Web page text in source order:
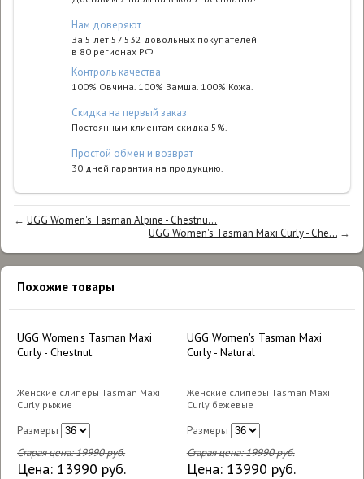
Нам доверяют
За 5 лет 57 532 довольных покупателей
в 80 регионах РФ
Контроль качества
100% Овчина. 100% Замша. 100% Кожа.
Cкидка на первый заказ
Постоянным клиентам скидка 5%.
Простой обмен и возврат
30 дней гарантия на продукцию.
←UGG Women's Tasman Alpine - Chestnu...
UGG Women's Tasman Maxi Curly - Che...→
Похожие товары
UGG Women's Tasman Maxi
Curly - Chestnut
Женские слиперы Tasman Maxi
Curly рыжие
Размеры
Старая цена:19990руб.
Цена: 13990 руб.
UGG Women's Tasman Maxi
Curly - Natural
Женские слиперы Tasman Maxi
Curly бежевые
Размеры
Старая цена:19990руб.
Цена: 13990 руб.